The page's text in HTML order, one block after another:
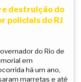
destruição do
policiais do RJ
do Rio de
em
há um ano,
marretas e até